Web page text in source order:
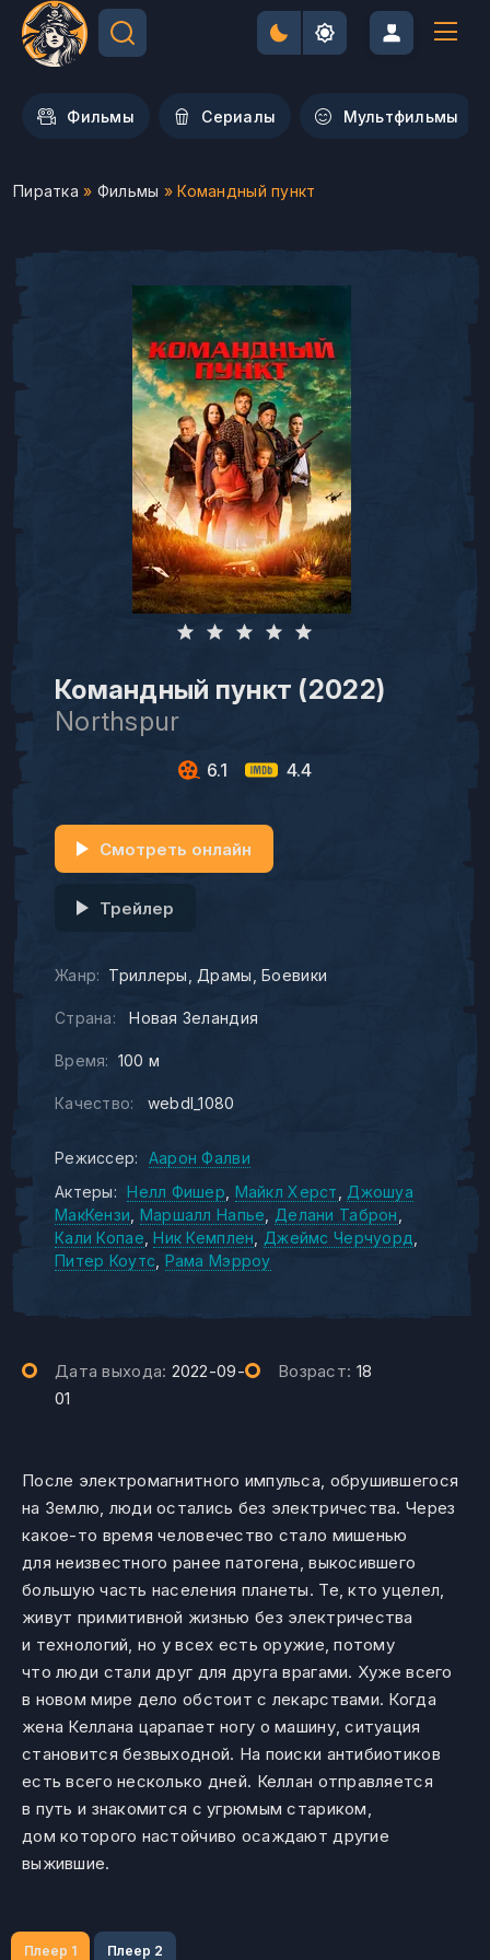
Фильмы Сериалы Мультфильмы
Пиратка » Фильмы » Командный пункт
Командный пункт (2022)
Northspur
6.1 4.4
Жанр: Триллеры Драмы Боевики
Страна: Новая Зеландия
Время: 100 м
Качество: webdl_1080
Смотреть онлайн
Трейлер
Режиссер:
Аарон Фалви
Актеры:
Нелл Фишер Майкл Херст
Джошуа
МакКензи Маршалл Напье
Делани Таброн
Кали Копае Ник Кемплен
Джеймс Черчуорд
Питер Коутс Рама Мэрроу
Дата выхода: 2022-09-
01
Возраст: 18
После электромагнитного импульса, обрушившегося
на Землю, люди остались без электричества. Через
какое-то время человечество стало мишенью
для неизвестного ранее патогена, выкосившего
большую часть населения планеты. Те, кто уцелел,
живут примитивной жизнью без электричества
и технологий, но у всех есть оружие, потому
что люди стали друг для друга врагами. Хуже всего
в новом мире дело обстоит с лекарствами. Когда
жена Келлана царапает ногу о машину, ситуация
становится безвыходной. На поиски антибиотиков
есть всего несколько дней. Келлан отправляется
в путь и знакомится с угрюмым стариком,
дом которого настойчиво осаждают другие
выжившие.
Плеер 1 Плеер 2